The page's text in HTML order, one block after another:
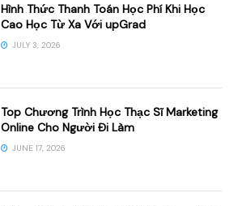
Hình Thức Thanh Toán Học Phí Khi Học
Cao Học Từ Xa Với upGrad
JULY 3, 2026
Top Chương Trình Học Thạc Sĩ Marketing
Online Cho Người Đi Làm
JUNE 17, 2026